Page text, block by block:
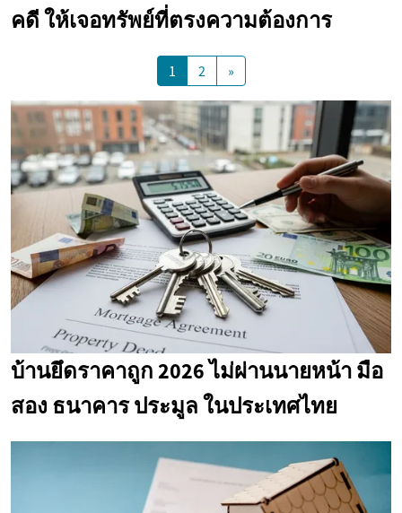
คดี ให้เจอทรัพย์ที่ตรงความต้องการ
1 2 »
บ้านยึดราคาถูก 2026 ไม่ผ่านนายหน้า มือ
สอง ธนาคาร ประมูล ในประเทศไทย